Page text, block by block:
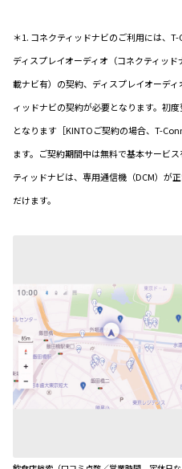
＊1. コネクティッドナビのご利用には、
ディスプレイオーディオ（コネクティッ
載ナビ有）の契約、ディスプレイオーデ
ィッドナビの契約が必要となります。初
となります［KINTOご契約の場合、T-
ます。ご契約期間中は無料で基本サービ
ティッドナビは、専用通信機（DCM）が
だけます。